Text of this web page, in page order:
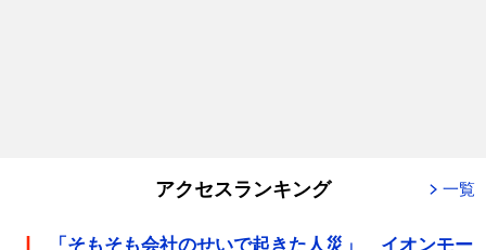
アクセスランキング 一覧
「そもそも会社のせいで起きた人災」 イオンモー